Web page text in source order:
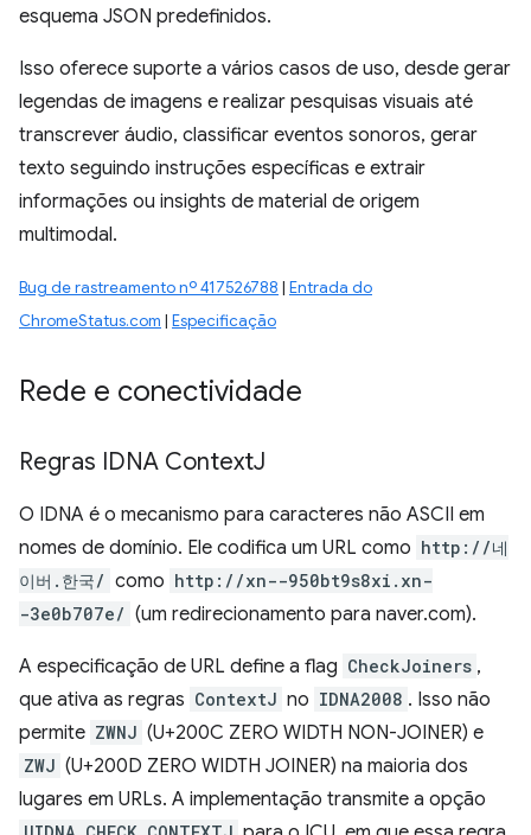
esquema JSON predefinidos.
Isso oferece suporte a vários casos de uso, desde gerar
legendas de imagens e realizar pesquisas visuais até
transcrever áudio, classificar eventos sonoros, gerar
texto seguindo instruções específicas e extrair
informações ou insights de material de origem
multimodal.
Bug de rastreamento nº 417526788 | Entrada do
ChromeStatus.com | Especificação
Rede e conectividade
Regras IDNA ContextJ
O IDNA é o mecanismo para caracteres não ASCII em
nomes de domínio. Ele codifica um URL como http://네
이버.한국/ como http://xn--950bt9s8xi.xn-
-3e0b707e/ (um redirecionamento para naver.com).
A especificação de URL define a flag CheckJoiners ,
que ativa as regras ContextJ no IDNA2008 . Isso não
permite ZWNJ (U+200C ZERO WIDTH NON-JOINER) e
ZWJ (U+200D ZERO WIDTH JOINER) na maioria dos
lugares em URLs. A implementação transmite a opção